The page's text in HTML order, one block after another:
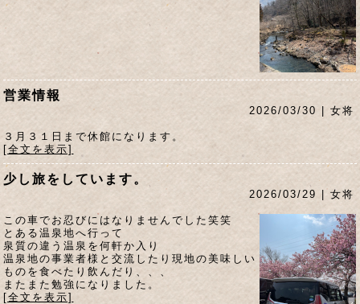
営業情報
2026/03/30 | 女将
３月３１日まで休館になります。
[全文を表示]
少し旅をしています。
2026/03/29 | 女将
この車でお忍びにはなりませんでした笑笑
とある温泉地へ行って
泉質の違う温泉を何軒か入り
温泉地の事業者様と交流したり現地の美味しい
ものを食べたり飲んだり、、、
またまた勉強になりました。
[全文を表示]